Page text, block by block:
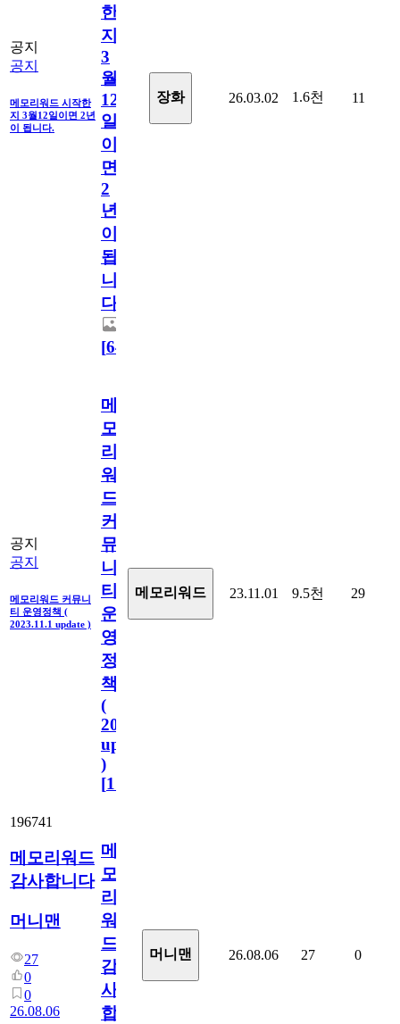
공지
공지
메모리워드 시작한
지 3월12일이면 2년
이 됩니다.
한
지
3
월
12
일
이
면
2
년
이
됩
니
다.
[64
장화 26.03.02 1.6천 11
공지
공지
메모리워드 커뮤니
티 운영정책 (
2023.11.1 update )
메
모
리
워
드
커
뮤
니
티
운
영
정
책
(
2023.11.1
update
)
[110
메모리워드 23.11.01 9.5천 29
196741
메모리워드
감사합니다
머니맨
27
0
0
26.08.06
메
모
리
워
드
감
사
합
머니맨 26.08.06 27 0